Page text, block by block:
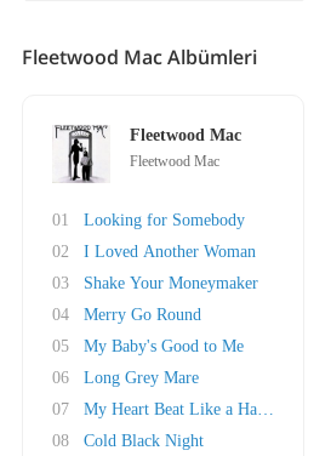
Fleetwood Mac Albümleri
Fleetwood Mac
Fleetwood Mac
01
Looking for Somebody
02
I Loved Another Woman
03
Shake Your Moneymaker
04
Merry Go Round
05
My Baby's Good to Me
06
Long Grey Mare
07
My Heart Beat Like a Hammer
08
Cold Black Night